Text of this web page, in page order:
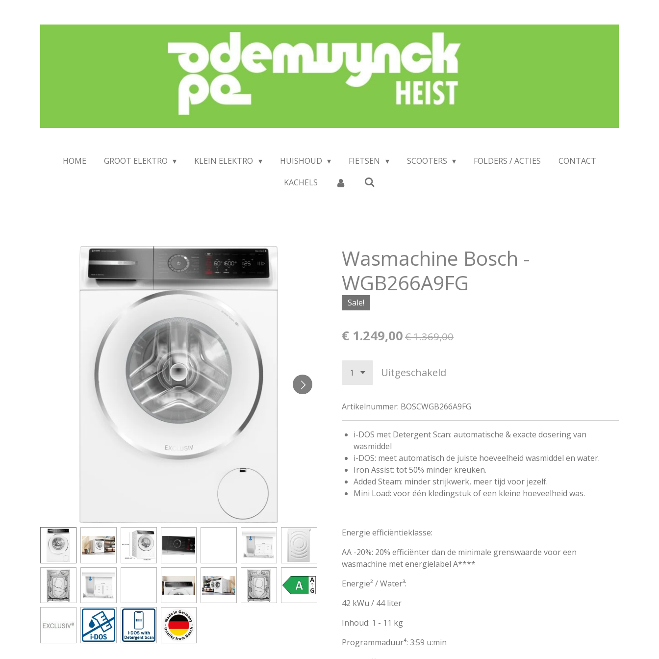
HOME GROOT ELEKTRO KLEIN ELEKTRO HUISHOUD FIETSEN SCOOTERS FOLDERS / ACTIES
CONTACT
KACHELS
Wasmachine Bosch -
WGB266A9FG
Sale!
€ 1.249,00€ 1.369,00
Uitgeschakeld
Artikelnummer: BOSCWGB266A9FG
i-DOS met Detergent Scan: automatische & exacte dosering van
wasmiddel
i-DOS: meet automatisch de juiste hoeveelheid wasmiddel en water.
Iron Assist: tot 50% minder kreuken.
Added Steam: minder strijkwerk, meer tijd voor jezelf.
Mini Load: voor één kledingstuk of een kleine hoeveelheid was.
Energie efficiëntieklasse:
AA -20%: 20% efficiënter dan de minimale grenswaarde voor een
wasmachine met energielabel A****
Energie² / Water³:
42 kWu / 44 liter
Inhoud: 1 - 11 kg
Programmaduur⁴: 3:59 u:min